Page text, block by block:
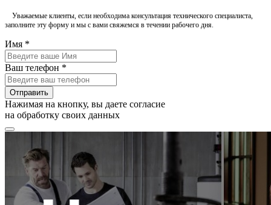
Уважаемые клиенты, если необходима консультация технического специалиста,
заполните эту форму и мы с вами свяжемся в течении рабочего дня.
Имя *
Ваш телефон *
Отправить
Нажимая на кнопку, вы даете согласие
на обработку своих данных